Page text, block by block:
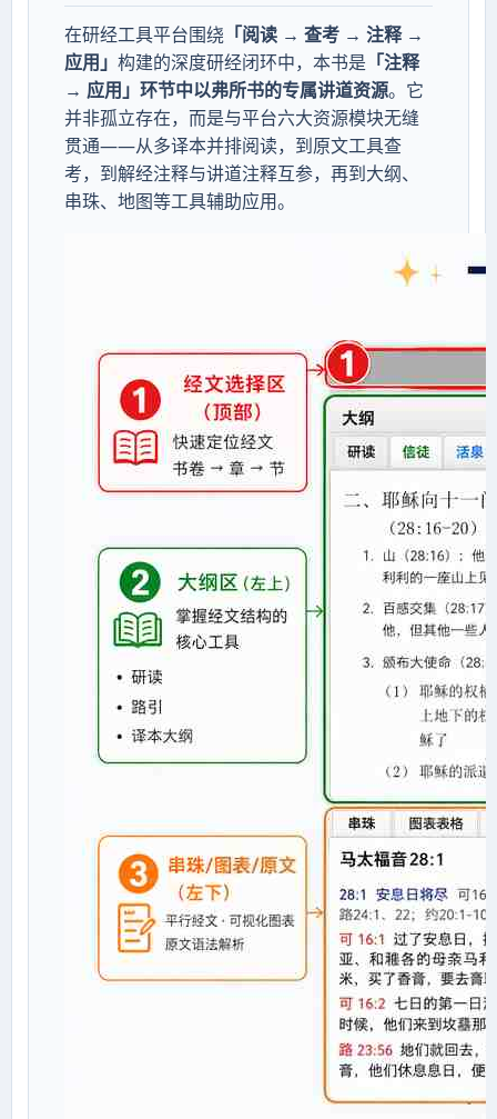
在研经工具平台围绕 「阅读 → 查考 → 注释 →
应用」 构建的深度研经闭环中，本书是 「注释
→ 应用」环节中以弗所书的专属讲道资源。它
并非孤立存在，而是与平台六大资源模块无缝
贯通——从多译本并排阅读，到原文工具查
考，到解经注释与讲道注释互参，再到大纲、
串珠、地图等工具辅助应用。